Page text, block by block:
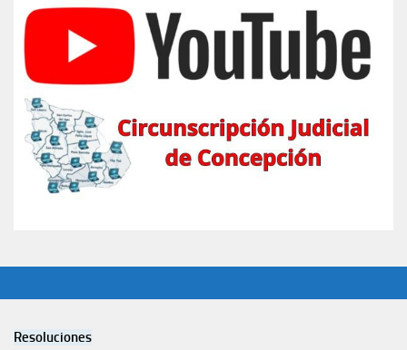
Resoluciones